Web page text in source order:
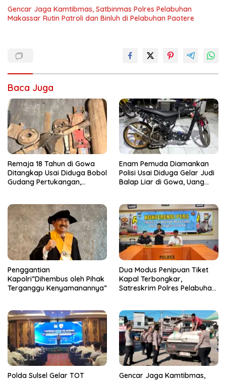
Gencar Jaga Kamtibmas, Satbinmas Polres Pelabuhan
Makassar Rutin Patroli dan Binluh di Pelabuhan Paotere
Baca Juga
Remaja 18 Tahun di Gowa
Ditangkap Usai Diduga Bobol
Gudang Pertukangan,
Enam Pemuda Diamankan
Polisi Usai Diduga Gelar Judi
Balap Liar di Gowa, Uang
Penggantian
Kapolri”Dihembus oleh Pihak
Terganggu Kenyamanannya”
Dua Modus Penipuan Tiket
Kapal Terbongkar,
Satreskrim Polres Pelabuhan
Polda Sulsel Gelar TOT
Gencar Jaga Kamtibmas,